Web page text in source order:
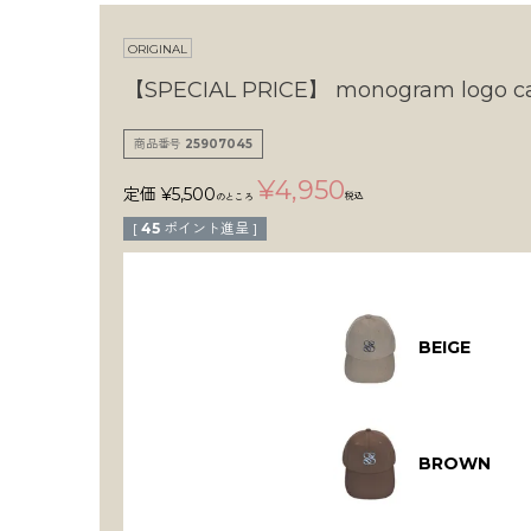
ORIGINAL
【SPECIAL PRICE】 monogram logo
商品番号 25907045
定価 ¥5,500 のところ ¥4,950税込
[ 45 ポイント進呈 ]
BEIGE
BROWN